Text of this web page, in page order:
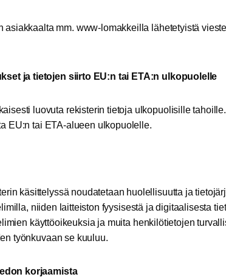
asiakkaalta mm. www-lomakkeilla lähetetyistä
ja tietojen siirto EU:n tai ETA:n ulkopuolelle
luovuta rekisterin tietoja ulkopuolisille
EU:n tai ETA-alueen ulkopuolelle.
käsittelyssä noudatetaan huolellisuutta ja
niiden laitteiston fyysisestä ja digitaalisesta
käyttöoikeuksia ja muita henkilötietojen
työnkuvaan se kuuluu.
korjaamista